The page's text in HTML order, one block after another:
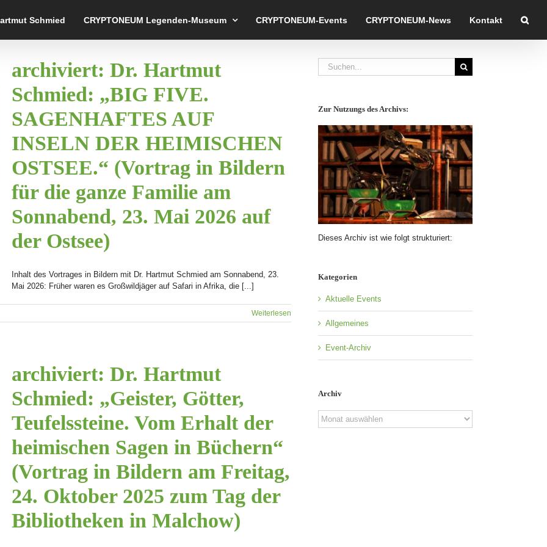
Schmied CRYPTONEUM Legenden-Museum CRYPTONEUM-Events CRYPTONEUM-News Kontakt
archiviert: Dr. Hartmut
Schmied: „BIG FIVE.
SAGENHAFTES AUF
INSELN DER HEIMISCHEN
OSTSEE.“ (Vortrag in Bildern
für die ganze Familie am
Sonnabend, 23. Mai 2026 auf
der Ostsee)
Inhalt des Vortrages in Bildern mit Dr. Hartmut Schmied am Sonnabend, 23.
Mai 2026: Früher waren es Großwildjäger auf Safari in Afrika, die [...]
Weiterlesen
archiviert: Dr. Hartmut
Schmied: „Geister, Götter,
Teufelssteine. Vom Erhalt der
heimischen Sagen in Büchern“
(Vortrag in Bildern am Freitag,
24. Oktober 2025 zum Tag der
Bibliotheken in Malchow)
Suche
nach:
Zur Nutzungs des Archivs:
Dieses Archiv ist wie folgt strukturiert:
Kategorien
Aktuelle Events
Allgemeines
Event-Archiv
Archiv
Archiv